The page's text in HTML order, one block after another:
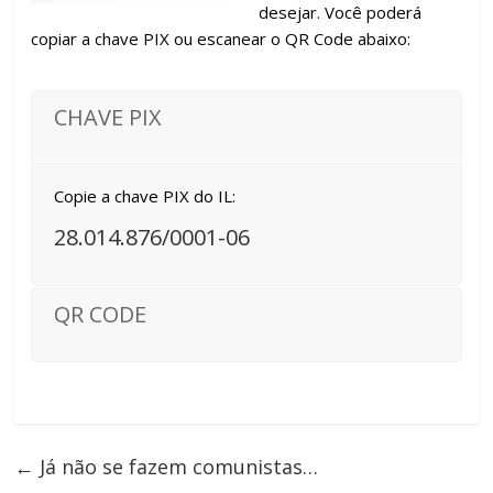
desejar. Você poderá
copiar a chave PIX ou escanear o QR Code abaixo:
CHAVE PIX
Copie a chave PIX do IL:
28.014.876/0001-06
QR CODE
← Já não se fazem comunistas…